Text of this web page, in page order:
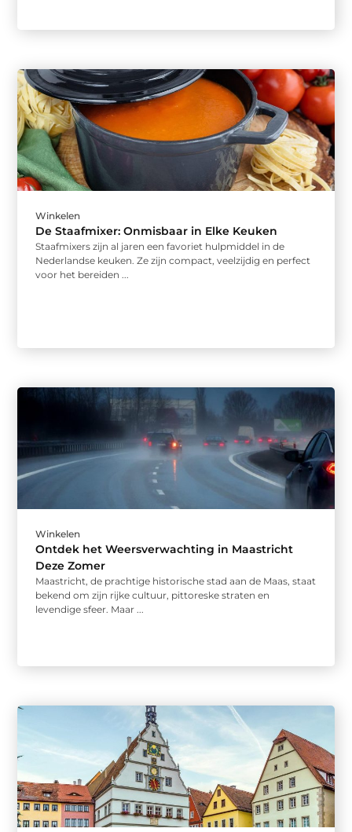
Winkelen
De Staafmixer: Onmisbaar in Elke Keuken
Staafmixers zijn al jaren een favoriet hulpmiddel in de
Nederlandse keuken. Ze zijn compact, veelzijdig en perfect
voor het bereiden ...
Winkelen
Ontdek het Weersverwachting in Maastricht
Deze Zomer
Maastricht, de prachtige historische stad aan de Maas, staat
bekend om zijn rijke cultuur, pittoreske straten en
levendige sfeer. Maar ...